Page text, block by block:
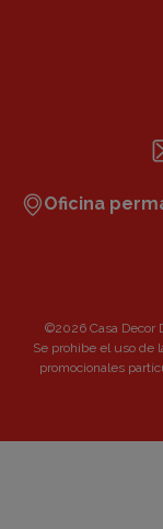
Oficina
©2026 Casa Decor
Se prohibe el uso de
promocionales